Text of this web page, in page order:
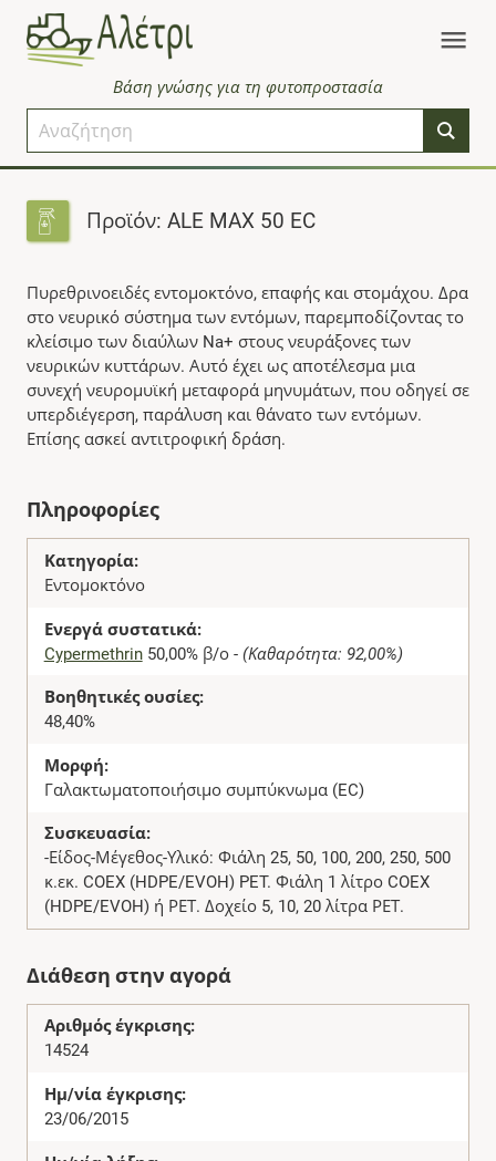
Βάση γνώσης για τη φυτοπροστασία
Προϊόν: ALE MAX 50 EC
Πυρεθρινοειδές εντομοκτόνο, επαφής και στομάχου. Δρα
στο νευρικό σύστημα των εντόμων, παρεμποδίζοντας το
κλείσιμο των διαύλων Na+ στους νευράξονες των
νευρικών κυττάρων. Αυτό έχει ως αποτέλεσμα μια
συνεχή νευρομυϊκή μεταφορά μηνυμάτων, που οδηγεί σε
υπερδιέγερση, παράλυση και θάνατο των εντόμων.
Επίσης ασκεί αντιτροφική δράση.
Πληροφορίες
Κατηγορία:
Εντομοκτόνο
Ενεργά συστατικά:
Cypermethrin50,00% β/ο - (Καθαρότητα: 92,00%)
Βοηθητικές ουσίες:
48,40%
Μορφή:
Γαλακτωματοποιήσιμο συμπύκνωμα (EC)
Συσκευασία:
-Είδος-Μέγεθος-Υλικό: Φιάλη 25, 50, 100, 200, 250, 500
κ.εκ. COEX (HDPE/EVOH) PET. Φιάλη 1 λίτρο COEX
(HDPE/EVOH) ή ΡΕΤ. Δοχείο 5, 10, 20 λίτρα ΡΕΤ.
Διάθεση στην αγορά
Αριθμός έγκρισης:
14524
Ημ/νία έγκρισης:
23/06/2015